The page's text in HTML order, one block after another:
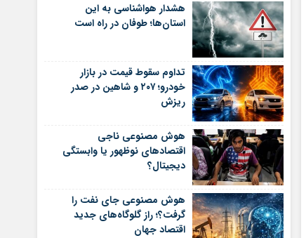
هشدار هواشناسی به این
استان‌ها؛ طوفان در راه است
تداوم سقوط قیمت در بازار
خودرو؛ ۲۰۷ و شاهین در صدر
ریزش
هوش مصنوعی ناجی
اقتصادهای نوظهور یا وابستگی
دیجیتال؟
هوش مصنوعی جای نفت را
گرفت؟؛ راز گلوگاه‌های جدید
اقتصاد جهان